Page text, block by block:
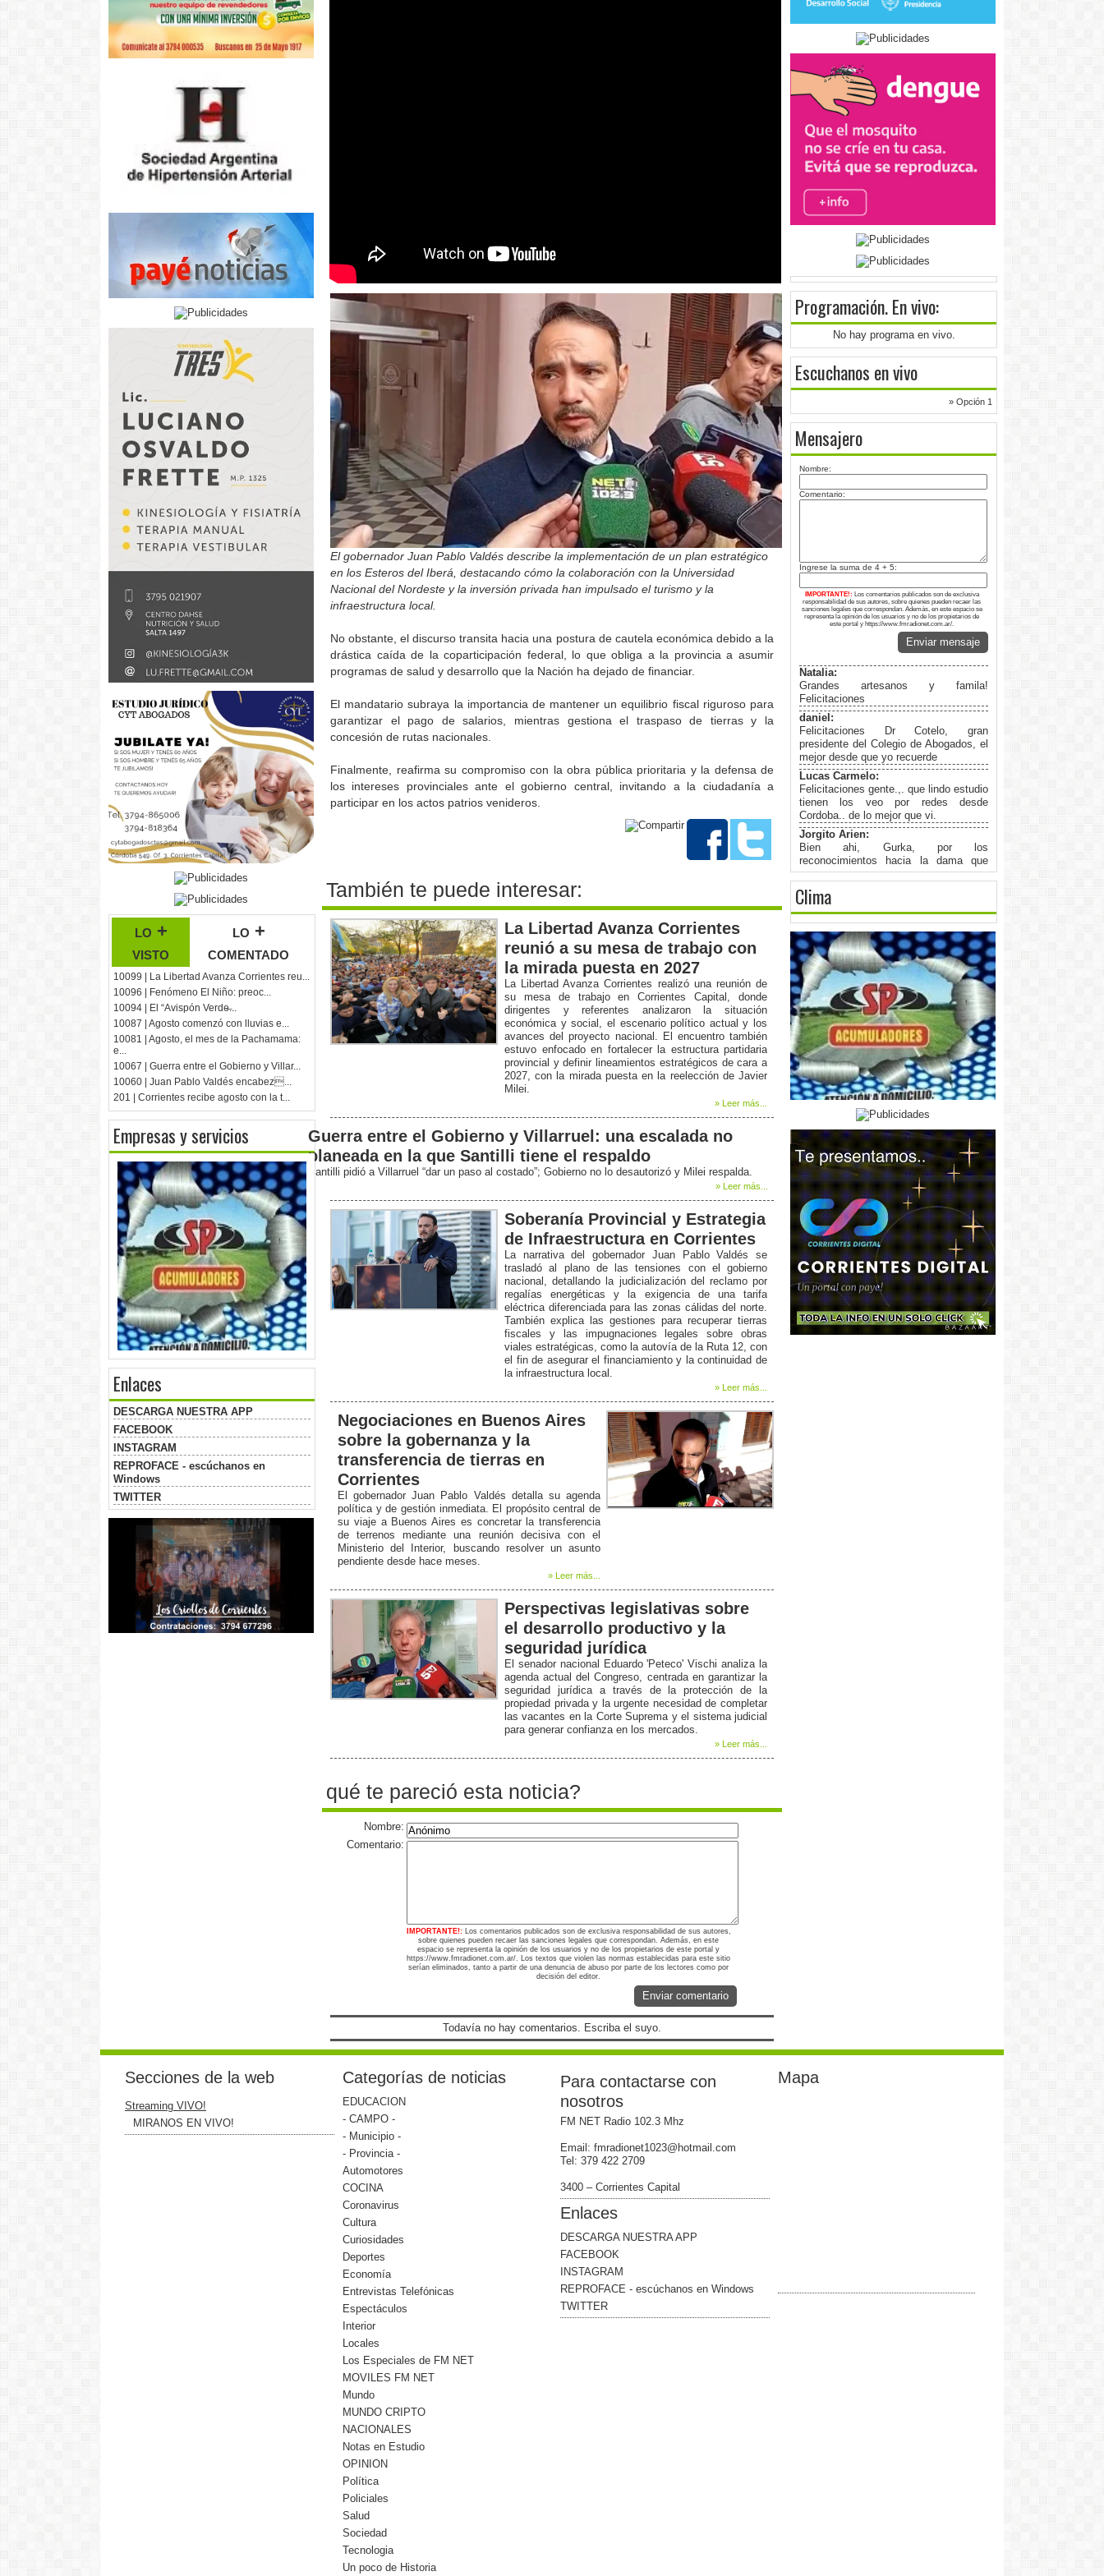
lo +
visto
lo +
comentado
10099 | La Libertad Avanza Corrientes reu...
10096 | Fenómeno El Niño: preoc...
10094 | El “Avispón Verde̶...
10087 | Agosto comenzó con lluvias e...
10081 | Agosto, el mes de la Pachamama:
e...
10067 | Guerra entre el Gobierno y Villar...
10060 | Juan Pablo Valdés encabez...
201 | Corrientes recibe agosto con la t...
Empresas y servicios
Enlaces
DESCARGA NUESTRA APP
FACEBOOK
INSTAGRAM
REPROFACE - escúchanos en
Windows
TWITTER
El gobernador Juan Pablo Valdés describe la implementación de un plan estratégico
en los Esteros del Iberá, destacando cómo la colaboración con la Universidad
Nacional del Nordeste y la inversión privada han impulsado el turismo y la
infraestructura local.
No obstante, el discurso transita hacia una postura de cautela económica debido a la
drástica caída de la coparticipación federal, lo que obliga a la provincia a asumir
programas de salud y desarrollo que la Nación ha dejado de financiar.
El mandatario subraya la importancia de mantener un equilibrio fiscal riguroso para
garantizar el pago de salarios, mientras gestiona el traspaso de tierras y la
concesión de rutas nacionales.
Finalmente, reafirma su compromiso con la obra pública prioritaria y la defensa de
los intereses provinciales ante el gobierno central, invitando a la ciudadanía a
participar en los actos patrios venideros.
También te puede interesar:
La Libertad Avanza Corrientes
reunió a su mesa de trabajo con
la mirada puesta en 2027
La Libertad Avanza Corrientes realizó una reunión de
su mesa de trabajo en Corrientes Capital, donde
dirigentes y referentes analizaron la situación
económica y social, el escenario político actual y los
avances del proyecto nacional. El encuentro también
estuvo enfocado en fortalecer la estructura partidaria
provincial y definir lineamientos estratégicos de cara a
2027, con la mirada puesta en la reelección de Javier
Milei.
» Leer más...
Guerra entre el Gobierno y Villarruel: una escalada no
planeada en la que Santilli tiene el respaldo
Santilli pidió a Villarruel “dar un paso al costado”; Gobierno no lo desautorizó y Milei respalda.
» Leer más...
Soberanía Provincial y Estrategia
de Infraestructura en Corrientes
La narrativa del gobernador Juan Pablo Valdés se
trasladó al plano de las tensiones con el gobierno
nacional, detallando la judicialización del reclamo por
regalías energéticas y la exigencia de una tarifa
eléctrica diferenciada para las zonas cálidas del norte.
También explica las gestiones para recuperar tierras
fiscales y las impugnaciones legales sobre obras
viales estratégicas, como la autovía de la Ruta 12, con
el fin de asegurar el financiamiento y la continuidad de
la infraestructura local.
» Leer más...
Negociaciones en Buenos Aires
sobre la gobernanza y la
transferencia de tierras en
Corrientes
El gobernador Juan Pablo Valdés detalla su agenda
política y de gestión inmediata. El propósito central de
su viaje a Buenos Aires es concretar la transferencia
de terrenos mediante una reunión decisiva con el
Ministerio del Interior, buscando resolver un asunto
pendiente desde hace meses.
» Leer más...
Perspectivas legislativas sobre
el desarrollo productivo y la
seguridad jurídica
El senador nacional Eduardo 'Peteco' Vischi analiza la
agenda actual del Congreso, centrada en garantizar la
seguridad jurídica a través de la protección de la
propiedad privada y la urgente necesidad de completar
las vacantes en la Corte Suprema y el sistema judicial
para generar confianza en los mercados.
» Leer más...
qué te pareció esta noticia?
Nombre:
Comentario:
IMPORTANTE!:
Los comentarios publicados son de exclusiva responsabilidad de sus autores,
sobre quienes pueden recaer las sanciones legales que correspondan. Además, en este
espacio se representa la opinión de los usuarios y no de los propietarios de este portal y
https://www.fmradionet.com.ar/. Los textos que violen las normas establecidas para este sitio
serían eliminados, tanto a partir de una denuncia de abuso por parte de los lectores como por
decisión del editor.
Enviar comentario
Todavía no hay comentarios. Escriba el suyo.
Programación. En vivo:
No hay programa en vivo.
Escuchanos en vivo
» Opción 1
Mensajero
Nombre:
Comentario:
Ingrese la suma de 4 + 5:
IMPORTANTE!:
Los comentarios publicados son de exclusiva
responsabilidad de sus autores, sobre quienes pueden recaer las
sanciones legales que correspondan. Además, en este espacio se
representa la opinión de los usuarios y no de los propietarios de
este portal y https://www.fmradionet.com.ar/.
Enviar mensaje
Natalia:
Grandes artesanos y famila!
Felicitaciones
daniel:
Felicitaciones Dr Cotelo, gran
presidente del Colegio de Abogados, el
mejor desde que yo recuerde
Lucas Carmelo:
Felicitaciones gente.,. que lindo estudio
tienen los veo por redes desde
Cordoba.. de lo mejor que vi.
Jorgito Arien:
Bien ahi, Gurka, por los
reconocimientos hacia la dama que
tenemos cada uno, porque detras de
Jorgito Arien:
Muy profesional como siempre amigo
Gurka Dj, Congratulation, y los
mayores exitos.-
jorgito Arien:
fBuenas noches a Fm Net, para un
amigo Gurka gran conocedor de la
musica disco y mas.gran
persona,profesional del derecho y un
gran amiog.Exitos gurka te lo mereces.
Alejandra :
Saludos a la Dra Gladys Avalos desde
España
Horacio Billordo:
saludos a la familia del Club Nea Sport
en su cumpleaños n° 19. MUCHAS
FELICIDADES!!!
Francisco:
Saludos para la Lara Croft de la radio!
Melanie:
Buenas que geniales esos premios,
quiero participar. Saludos a Matías y a
todo el equipo. 466
Eleonora:
Escuchando desde Posadas!
Excelente programa. Saludos al doc!!
Eugenio :
Escuchando la transmisión desde San
Miguel de Tucumán para ver si
Mandiyú clasifica a las semifinales de
mario:
al equipo, vuelan los chicos en la
cancha. felicitaciones al grupo de
un saludo ara Marcelito Corrales , muy
Clima
Secciones de la web
Streaming VIVO!
MIRANOS EN VIVO!
Categorías de noticias
EDUCACION
- CAMPO -
- Municipio -
- Provincia -
Automotores
COCINA
Coronavirus
Cultura
Curiosidades
Deportes
Economía
Entrevistas Telefónicas
Espectáculos
Interior
Locales
Los Especiales de FM NET
MOVILES FM NET
Mundo
MUNDO CRIPTO
NACIONALES
Notas en Estudio
OPINION
Política
Policiales
Salud
Sociedad
Tecnologia
Un poco de Historia
Para contactarse con
nosotros
FM NET Radio 102.3 Mhz
Email: fmradionet1023@hotmail.com
Tel: 379 422 2709
3400 – Corrientes Capital
Enlaces
DESCARGA NUESTRA APP
FACEBOOK
INSTAGRAM
REPROFACE - escúchanos en Windows
TWITTER
Mapa